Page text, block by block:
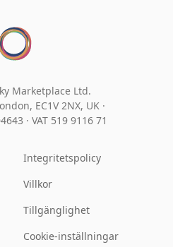
Marketplace Ltd.
EC1V 2NX, UK ·
· VAT 519 9116 71
Integritetspolicy
Villkor
Tillgänglighet
Cookie-inställningar